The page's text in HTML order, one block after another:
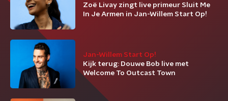
Zoë Livay zingt live primeur Sluit Me
In Je Armen in Jan-Willem Start Op!
Jan-Willem Start Op!
Kijk terug: Douwe Bob live met
Welcome To Outcast Town